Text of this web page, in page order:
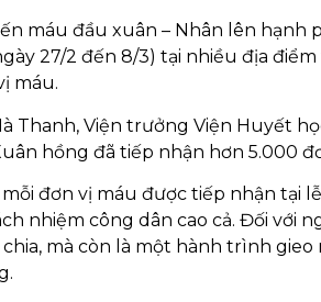
máu đầu xuân – Nhân lên hạnh
27/2 đến 8/3) tại nhiều địa
máu.
Thanh, Viện trưởng Viện Huyết
hồng đã tiếp nhận hơn 5.000
đơn vị máu được tiếp nhận tại
nhiệm công dân cao cả. Đối với
chia, mà còn là một hành trình